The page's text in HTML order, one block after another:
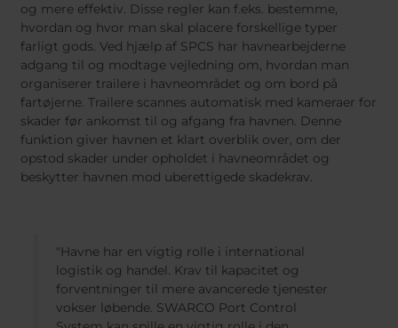
og mere effektiv. Disse regler kan f.eks. bestemme,
hvordan og hvor man skal placere forskellige typer
farligt gods. Ved hjælp af SPCS har havnearbejderne
adgang til og modtage vejledning om, hvordan man
organiserer trailere i havneområdet og om bord på
fartøjerne. Trailere scannes automatisk med kameraer for
skader før ankomst til og afgang fra havnen. Denne
funktion giver havnen et klart overblik over, om der
opstod skader under opholdet i havneområdet og
beskytter havnen mod uberettigede skadekrav.
"Havne har en vigtig rolle i international
logistik og handel. Krav til kapacitet og
forventninger til mere avancerede tjenester
vokser løbende. SWARCO Port Control